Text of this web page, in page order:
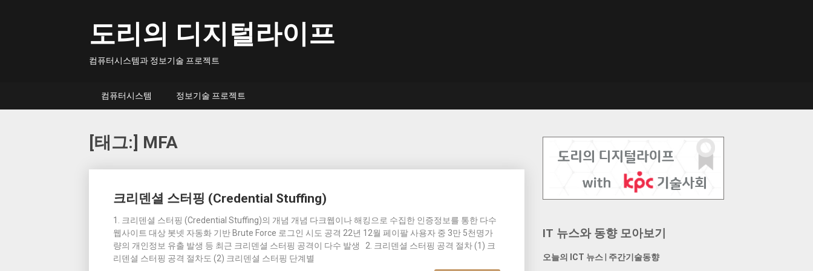
도리의 디지털라이프
컴퓨터시스템과 정보기술 프로젝트
컴퓨터시스템 정보기술 프로젝트
[태그:] MFA
크리덴셜 스터핑 (Credential Stuffing)
1. 크리덴셜 스터핑 (Credential Stuffing)의 개념 개념 다크웹이나 해킹으로 수집한 인증정보를 통한 다수
웹사이트 대상 봇넷 자동화 기반 Brute Force 로그인 시도 공격 22년 12월 페이팔 사용자 중 3만 5천명가
량의 개인정보 유출 발생 등 최근 크리덴셜 스터핑 공격이 다수 발생 2. 크리덴셜 스터핑 공격 절차 (1) 크
리덴셜 스터핑 공격 절차도 (2) 크리덴셜 스터핑 단계별
navigation
IT 뉴스와 동향 모아보기
오늘의 ICT 뉴스 주간기술동향